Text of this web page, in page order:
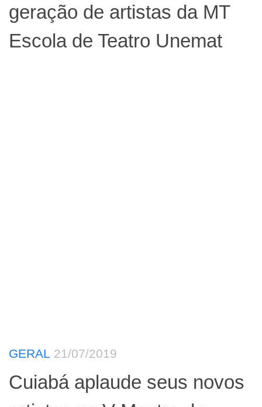
geração de artistas da MT
Escola de Teatro Unemat
GERAL 21/07/2019
Cuiabá aplaude seus novos